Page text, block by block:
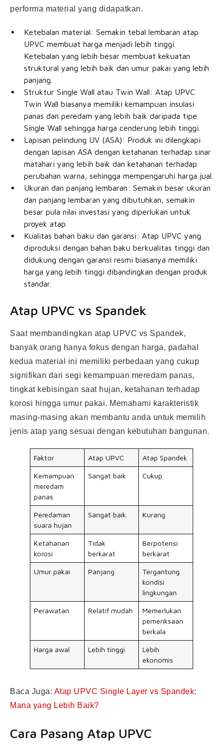
performa material yang didapatkan.
Ketebalan material: Semakin tebal lembaran atap
UPVC membuat harga menjadi lebih tinggi.
Ketebalan yang lebih besar membuat kekuatan
struktural yang lebih baik dan umur pakai yang lebih
panjang.
Struktur Single Wall atau Twin Wall: Atap UPVC
Twin Wall biasanya memiliki kemampuan insulasi
panas dan peredam yang lebih baik daripada tipe
Single Wall sehingga harga cenderung lebih tinggi.
Lapisan pelindung UV (ASA): Produk ini dilengkapi
dengan lapisan ASA dengan ketahanan terhadap sinar
matahari yang lebih baik dan ketahanan terhadap
perubahan warna, sehingga mempengaruhi harga jual.
Ukuran dan panjang lembaran: Semakin besar ukuran
dan panjang lembaran yang dibutuhkan, semakin
besar pula nilai investasi yang diperlukan untuk
proyek atap.
Kualitas bahan baku dan garansi: Atap UPVC yang
diproduksi dengan bahan baku berkualitas tinggi dan
didukung dengan garansi resmi biasanya memiliki
harga yang lebih tinggi dibandingkan dengan produk
standar.
Atap UPVC vs Spandek
Saat membandingkan atap UPVC vs Spandek,
banyak orang hanya fokus dengan harga, padahal
kedua material ini memiliki perbedaan yang cukup
signifikan dari segi kemampuan meredam panas,
tingkat kebisingan saat hujan, ketahanan terhadap
korosi hingga umur pakai. Memahami karakteristik
masing-masing akan membantu anda untuk memilih
jenis atap yang sesuai dengan kebutuhan bangunan.
Faktor Atap UPVC Atap Spandek
Kemampuan
meredam
panas
Sangat baik Cukup
Peredaman
suara hujan
Sangat baik Kurang
Ketahanan
korosi
Tidak
berkarat
Berpotensi
berkarat
Umur pakai Panjang
Tergantung
kondisi
lingkungan
Perawatan Relatif mudah
Memerlukan
pemeriksaan
berkala
Harga awal Lebih tinggi
Lebih
ekonomis
Baca Juga: Atap UPVC Single Layer vs Spandek:
Mana yang Lebih Baik?
Cara Pasang Atap UPVC